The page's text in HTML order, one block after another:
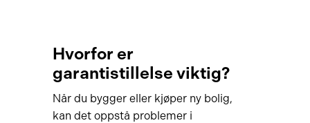
Hvorfor er
garantistillelse viktig?
Når du bygger eller kjøper ny bolig,
kan det oppstå problemer i